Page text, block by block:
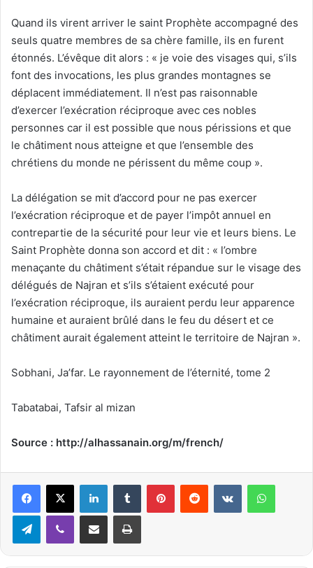
Quand ils virent arriver le saint Prophète accompagné des
seuls quatre membres de sa chère famille, ils en furent
étonnés. L’évêque dit alors : « je voie des visages qui, s’ils
font des invocations, les plus grandes montagnes se
déplacent immédiatement. Il n’est pas raisonnable
d’exercer l’exécration réciproque avec ces nobles
personnes car il est possible que nous périssions et que
le châtiment nous atteigne et que l’ensemble des
chrétiens du monde ne périssent du même coup ».
La délégation se mit d’accord pour ne pas exercer
l’exécration réciproque et de payer l’impôt annuel en
contrepartie de la sécurité pour leur vie et leurs biens. Le
Saint Prophète donna son accord et dit : « l’ombre
menaçante du châtiment s’était répandue sur le visage des
délégués de Najran et s’ils s’étaient exécuté pour
l’exécration réciproque, ils auraient perdu leur apparence
humaine et auraient brûlé dans le feu du désert et ce
châtiment aurait également atteint le territoire de Najran ».
Sobhani, Ja’far. Le rayonnement de l’éternité, tome 2
Tabatabai, Tafsir al mizan
Source : http://alhassanain.org/m/french/
Telegram